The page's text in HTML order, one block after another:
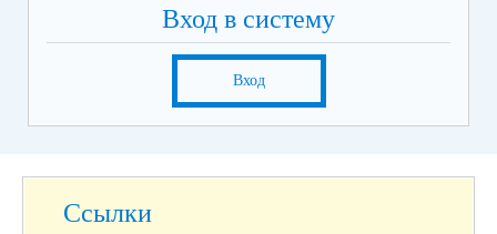
Вход в систему
Вход
Ссылки